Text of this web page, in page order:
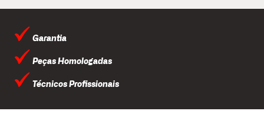
Garantia
Peças Homologadas
Técnicos Profissionais